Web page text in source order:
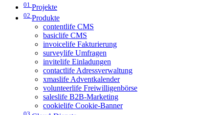
01 Projekte
02 Produkte
contentlife CMS
basiclife CMS
invoicelife Fakturierung
surveylife Umfragen
invitelife Einladungen
contactlife Adressverwaltung
xmaslife Adventkalender
volunteerlife Freiwilligenbörse
saleslife B2B-Marketing
cookielife Cookie-Banner